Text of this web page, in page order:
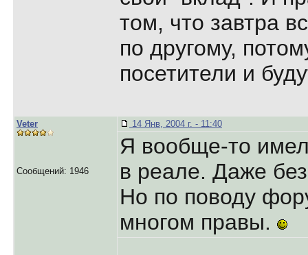
том, что завтра
по другому,
посетители и
Veter
Сообщений: 1946
14 Янв, 2004 г. - 11:40
Я вообще-то
в реале. Даже
Но по поводу
многом правы.